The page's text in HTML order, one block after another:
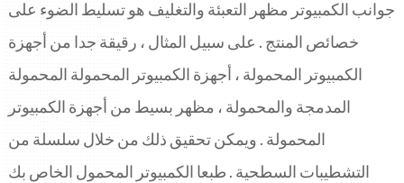
PORTUGUÉS
PYCCKИЙ
ITALIANO
DEUTSCH
FRANÇAIS
글로벌
جوانب الكمبيوتر مظهر التعبئة والتغليف هو تسليط الضوء على
خصائص المنتج . على سبيل المثال ، رقيقة جدا من أجهزة
الكمبيوتر المحمولة ، أجهزة الكمبيوتر المحمولة المحمولة
المدمجة والمحمولة ، مظهر بسيط من أجهزة الكمبيوتر
المحمولة . ويمكن تحقيق ذلك من خلال سلسلة من
التشطيبات السطحية . طبعا الكمبيوتر المحمول الخاص بك